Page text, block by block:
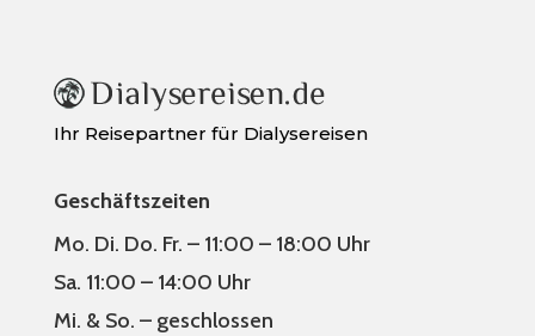
Ihr Reisepartner für Dialysereisen
Geschäftszeiten
Mo. Di. Do. Fr. – 11:00 – 18:00 Uhr
Sa. 11:00 – 14:00 Uhr
Mi. & So. – geschlossen